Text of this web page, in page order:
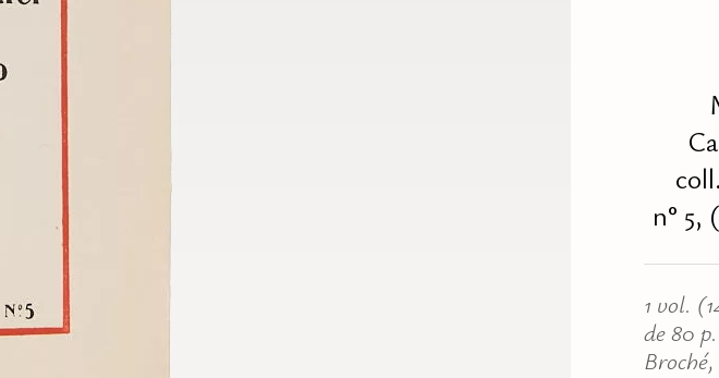
n° 5,
1 vol.
de 80